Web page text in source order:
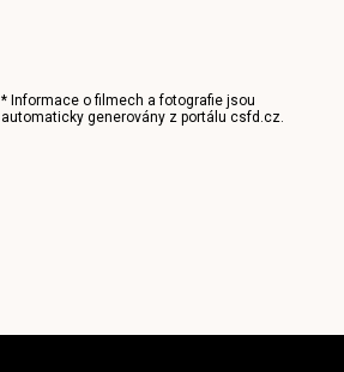
* Informace o filmech a fotografie jsou
automaticky generovány z portálucsfd.cz.